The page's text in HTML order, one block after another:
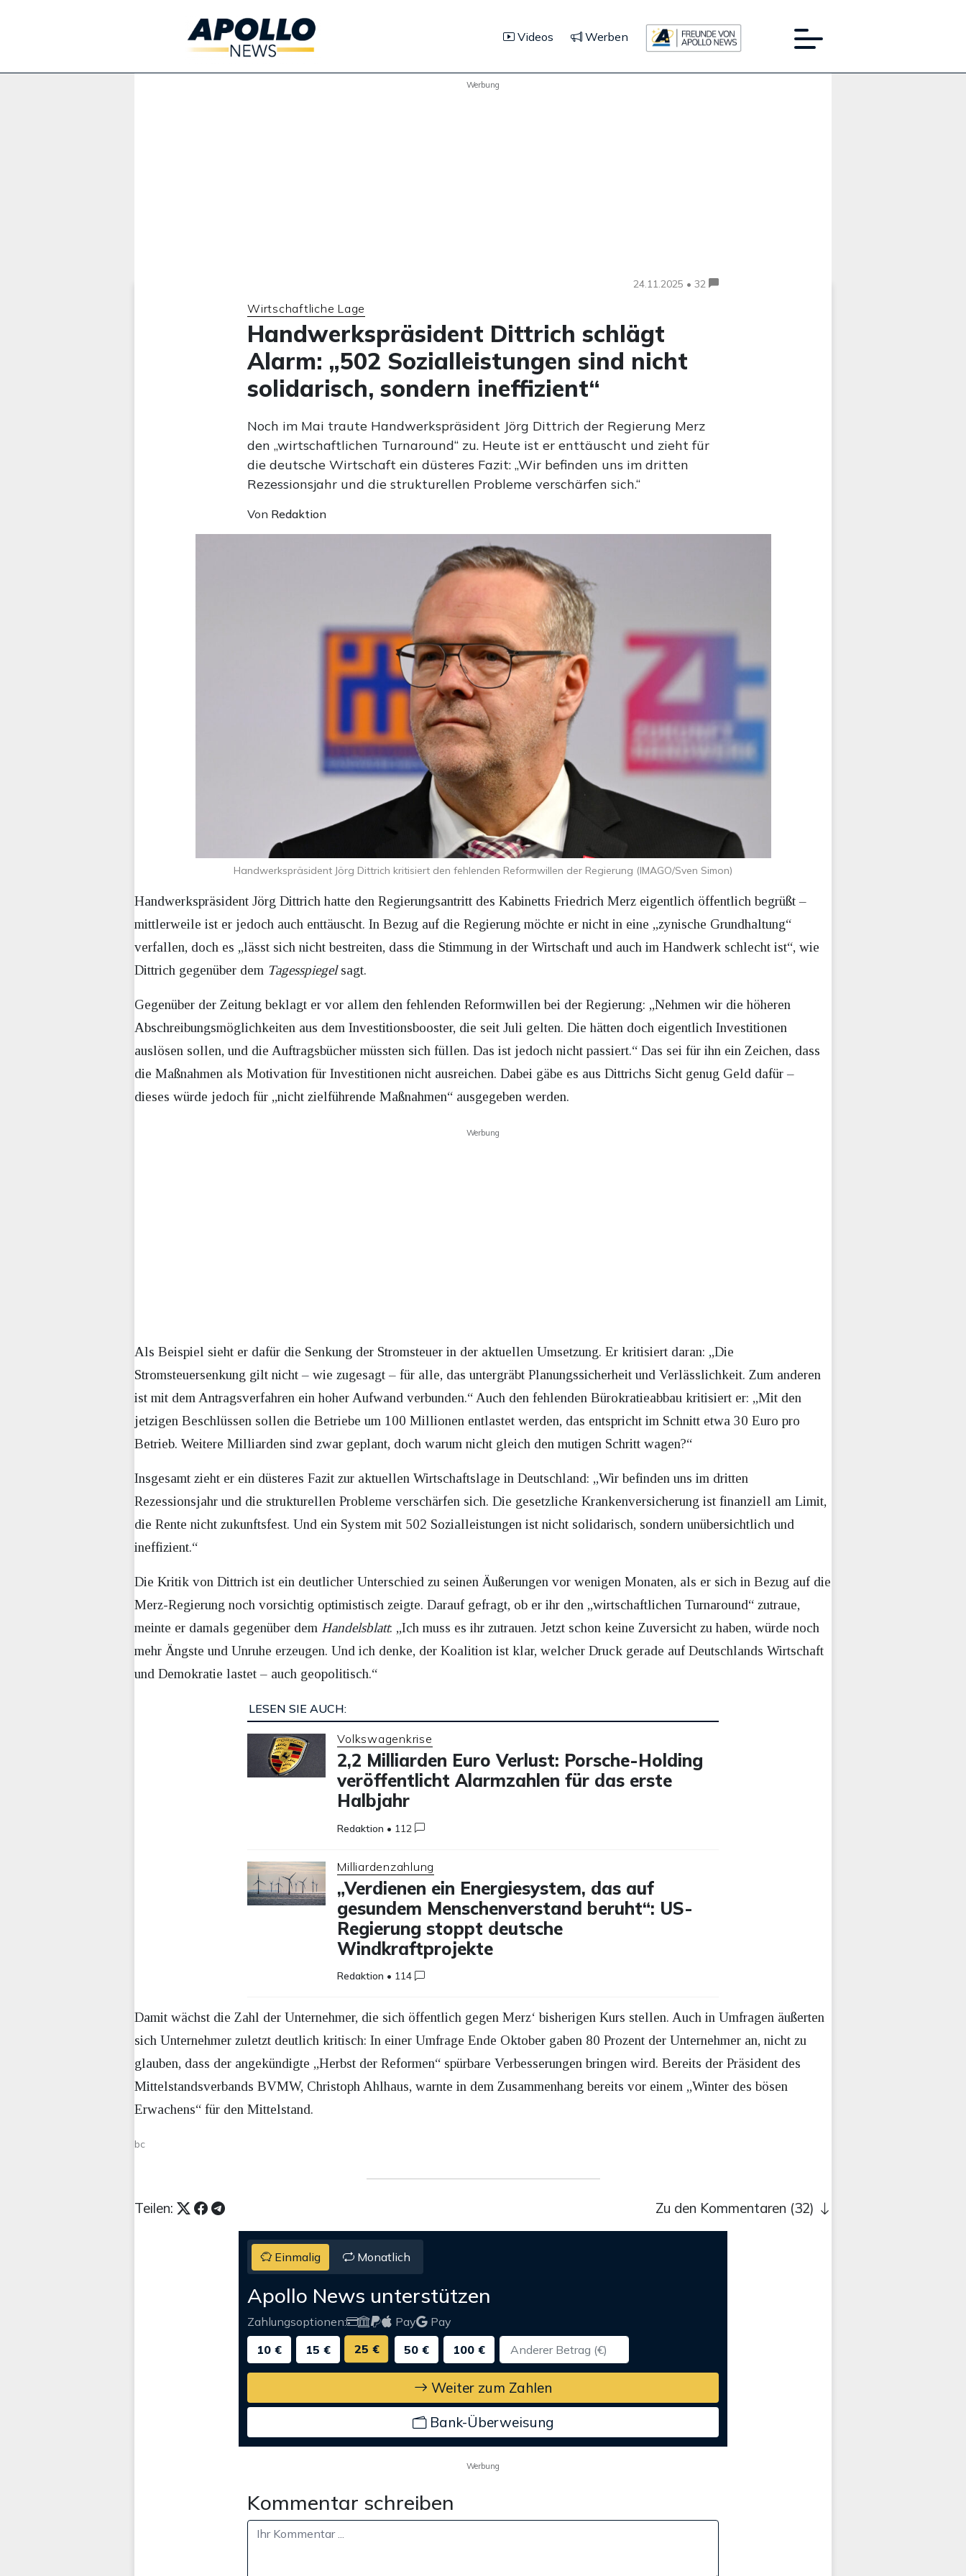
Videos Werben
Werbung
24.11.2025 • 32
Wirtschaftliche Lage
Handwerkspräsident Dittrich schlägt
Alarm: „502 Sozialleistungen sind nicht
solidarisch, sondern ineffizient“
Noch im Mai traute Handwerkspräsident Jörg Dittrich der Regierung Merz
den „wirtschaftlichen Turnaround“ zu. Heute ist er enttäuscht und zieht für
die deutsche Wirtschaft ein düsteres Fazit: „Wir befinden uns im dritten
Rezessionsjahr und die strukturellen Probleme verschärfen sich.“
Von Redaktion
Handwerkspräsident Jörg Dittrich kritisiert den fehlenden Reformwillen der Regierung (IMAGO/Sven Simon)
Handwerkspräsident Jörg Dittrich hatte den Regierungsantritt des Kabinetts Friedrich Merz eigentlich öffentlich begrüßt –
mittlerweile ist er jedoch auch enttäuscht. In Bezug auf die Regierung möchte er nicht in eine „zynische Grundhaltung“
verfallen, doch es „lässt sich nicht bestreiten, dass die Stimmung in der Wirtschaft und auch im Handwerk schlecht ist“, wie
Dittrich gegenüber dem Tagesspiegelsagt.
Gegenüber der Zeitung beklagt er vor allem den fehlenden Reformwillen bei der Regierung: „Nehmen wir die höheren
Abschreibungsmöglichkeiten aus dem Investitionsbooster, die seit Juli gelten. Die hätten doch eigentlich Investitionen
auslösen sollen, und die Auftragsbücher müssten sich füllen. Das ist jedoch nicht passiert.“ Das sei für ihn ein Zeichen, dass
die Maßnahmen als Motivation für Investitionen nicht ausreichen. Dabei gäbe es aus Dittrichs Sicht genug Geld dafür –
dieses würde jedoch für „nicht zielführende Maßnahmen“ ausgegeben werden.
Werbung
Als Beispiel sieht er dafür die Senkung der Stromsteuer in der aktuellen Umsetzung. Er kritisiert daran: „Die
Stromsteuersenkung gilt nicht – wie zugesagt – für alle, das untergräbt Planungssicherheit und Verlässlichkeit. Zum anderen
ist mit dem Antragsverfahren ein hoher Aufwand verbunden.“ Auch den fehlenden Bürokratieabbau kritisiert er: „Mit den
jetzigen Beschlüssen sollen die Betriebe um 100 Millionen entlastet werden, das entspricht im Schnitt etwa 30 Euro pro
Betrieb. Weitere Milliarden sind zwar geplant, doch warum nicht gleich den mutigen Schritt wagen?“
Insgesamt zieht er ein düsteres Fazit zur aktuellen Wirtschaftslage in Deutschland: „Wir befinden uns im dritten
Rezessionsjahr und die strukturellen Probleme verschärfen sich. Die gesetzliche Krankenversicherung ist finanziell am Limit,
die Rente nicht zukunftsfest. Und ein System mit 502 Sozialleistungen ist nicht solidarisch, sondern unübersichtlich und
ineffizient.“
Die Kritik von Dittrich ist ein deutlicher Unterschied zu seinen Äußerungen vor wenigen Monaten, als er sich in Bezug auf die
Merz-Regierung noch vorsichtig optimistisch zeigte. Darauf gefragt, ob er ihr den „wirtschaftlichen Turnaround“ zutraue,
meinte er damals gegenüber dem Handelsblatt: „Ich muss es ihr zutrauen. Jetzt schon keine Zuversicht zu haben, würde noch
mehr Ängste und Unruhe erzeugen. Und ich denke, der Koalition ist klar, welcher Druck gerade auf Deutschlands Wirtschaft
und Demokratie lastet – auch geopolitisch.“
LESEN SIE AUCH:
Volkswagenkrise
2,2 Milliarden Euro Verlust: Porsche-Holding
veröffentlicht Alarmzahlen für das erste
Halbjahr
Redaktion • 112
Milliardenzahlung
„Verdienen ein Energiesystem, das auf
gesundem Menschenverstand beruht“: US-
Regierung stoppt deutsche
Windkraftprojekte
Redaktion • 114
Damit wächst die Zahl der Unternehmer, die sich öffentlich gegen Merz‘ bisherigen Kurs stellen. Auch in Umfragen äußerten
sich Unternehmer zuletzt deutlich kritisch: In einer Umfrage Ende Oktober gaben 80 Prozent der Unternehmer an, nicht zu
glauben, dass der angekündigte „Herbst der Reformen“ spürbare Verbesserungen bringen wird. Bereits der Präsident des
Mittelstandsverbands BVMW, Christoph Ahlhaus, warnte in dem Zusammenhang bereits vor einem „Winter des bösen
Erwachens“ für den Mittelstand.
bc
Teilen: Zu den Kommentaren (32)
Einmalig Monatlich
Apollo News unterstützen
Zahlungsoptionen: Pay
Pay
10 €
15 € 25 € 50 € 100 €
Weiter zum Zahlen
Bank-Überweisung
Werbung
Kommentar schreiben